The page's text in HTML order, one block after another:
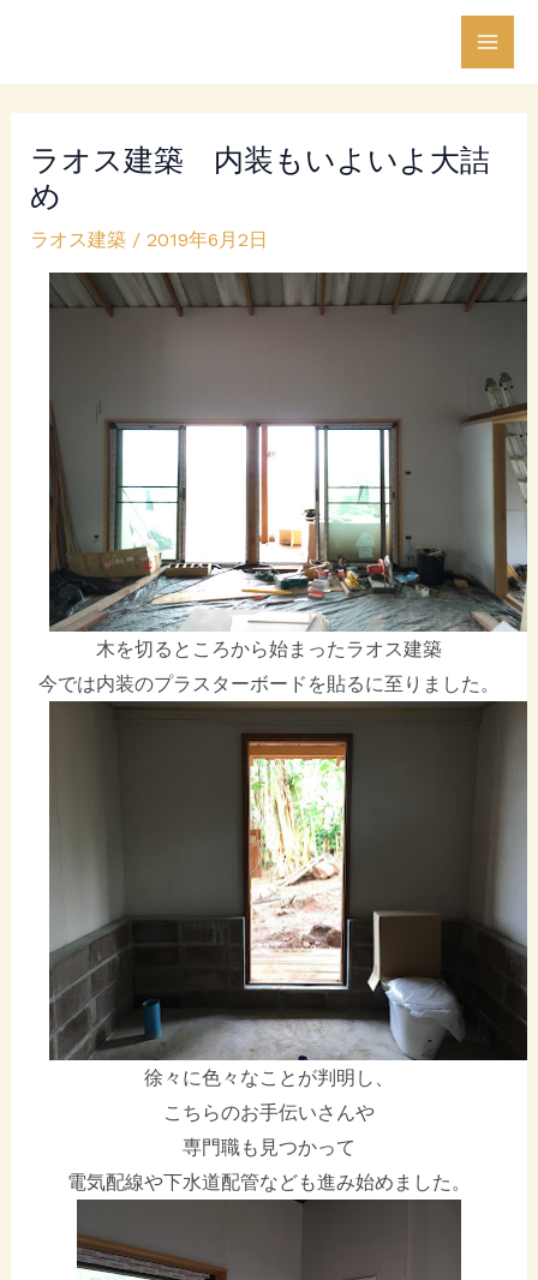
を
ス
ラオス建築 内装もいよいよ大詰
め
ラオス建築/ 2019年6月2日
木を切るところから始まったラオス建築
今では内装のプラスターボードを貼るに至りました。
徐々に色々なことが判明し、
こちらのお手伝いさんや
専門職も見つかって
電気配線や下水道配管なども進み始めました。